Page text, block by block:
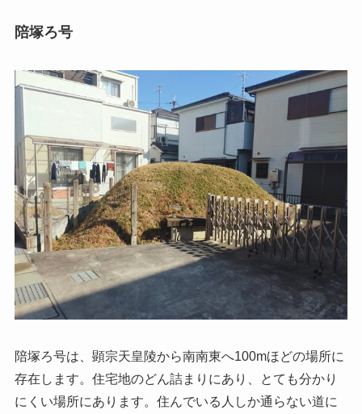
陪塚ろ号
陪塚ろ号は、顕宗天皇陵から南南東へ100mほどの場所に
存在します。住宅地のどん詰まりにあり、とても分かり
にくい場所にあります。住んでいる人しか通らない道に